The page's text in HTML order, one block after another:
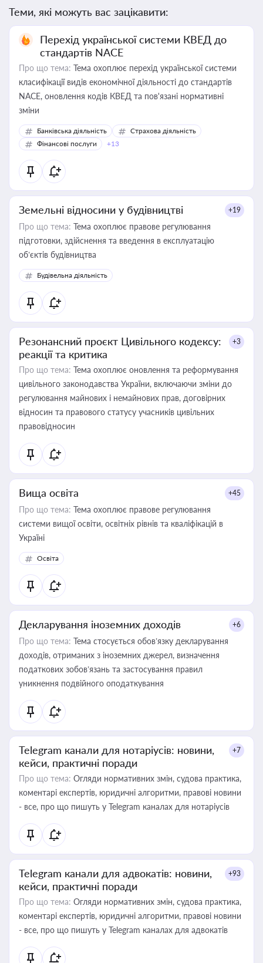
Теми, які можуть вас зацікавити:
Перехід української системи КВЕД до
стандартів NACE
Про що тема: Тема охоплює перехід української системи
класифікації видів економічної діяльності до стандартів
NACE, оновлення кодів КВЕД та пов'язані нормативні
зміни
Банківська діяльність
Страхова діяльність
Фінансові послуги
+13
Земельні відносини у будівництві +19
Про що тема: Тема охоплює правове регулювання
підготовки, здійснення та введення в експлуатацію
об’єктів будівництва
Будівельна діяльність
Резонансний проєкт Цивільного кодексу:
реакції та критика
+3
Про що тема: Тема охоплює оновлення та реформування
цивільного законодавства України, включаючи зміни до
регулювання майнових і немайнових прав, договірних
відносин та правового статусу учасників цивільних
правовідносин
Вища освіта +45
Про що тема: Тема охоплює правове регулювання
системи вищої освіти, освітніх рівнів та кваліфікацій в
Україні
Освіта
Декларування іноземних доходів +6
Про що тема: Тема стосується обов’язку декларування
доходів, отриманих з іноземних джерел, визначення
податкових зобов’язань та застосування правил
уникнення подвійного оподаткування
Telegram канали для нотаріусів: новини,
кейси, практичні поради
+7
Про що тема: Огляди нормативних змін, судова практика,
коментарі експертів, юридичні алгоритми, правові новини
- все, про що пишуть у Telegram каналах для нотаріусів
Telegram канали для адвокатів: новини,
кейси, практичні поради
+93
Про що тема: Огляди нормативних змін, судова практика,
коментарі експертів, юридичні алгоритми, правові новини
- все, про що пишуть у Telegram каналах для адвокатів